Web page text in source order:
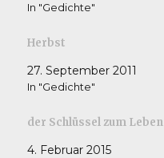
In "Gedichte"
Herbst
27. September 2011
In "Gedichte"
der Schlüssel zum Leben
4. Februar 2015